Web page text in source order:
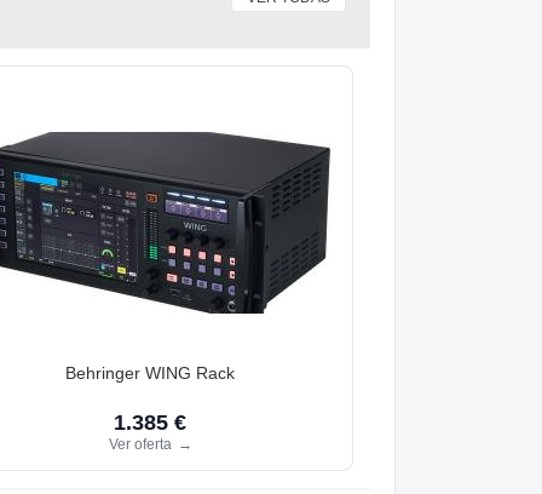
Behringer WING Rack
1.385 €
Ver oferta →